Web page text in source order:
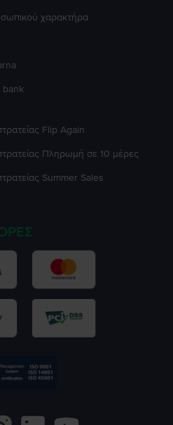
χαρακτήρα
bank
Flip Again
Πληρωμή σε 10 μέρες
Summer Sales